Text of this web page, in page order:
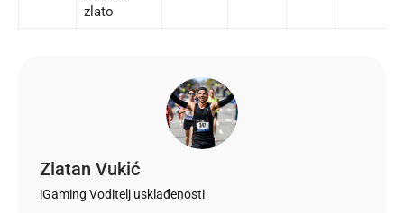
zlato
Zlatan Vukić
iGaming Voditelj usklađenosti